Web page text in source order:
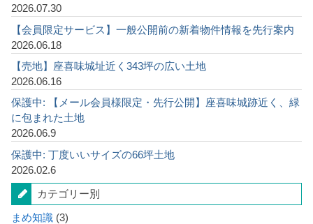
2026.07.30
【会員限定サービス】一般公開前の新着物件情報を先行案内
2026.06.18
【売地】座喜味城址近く343坪の広い土地
2026.06.16
保護中: 【メール会員様限定・先行公開】座喜味城跡近く、緑
に包まれた土地
2026.06.9
保護中: 丁度いいサイズの66坪土地
2026.02.6
カテゴリー別
まめ知識 (3)